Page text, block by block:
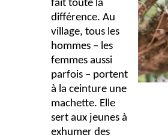
fait toute la
différence. Au
village, tous les
hommes – les
femmes aussi
parfois – portent
à la ceinture une
machette. Elle
sert aux jeunes à
exhumer des